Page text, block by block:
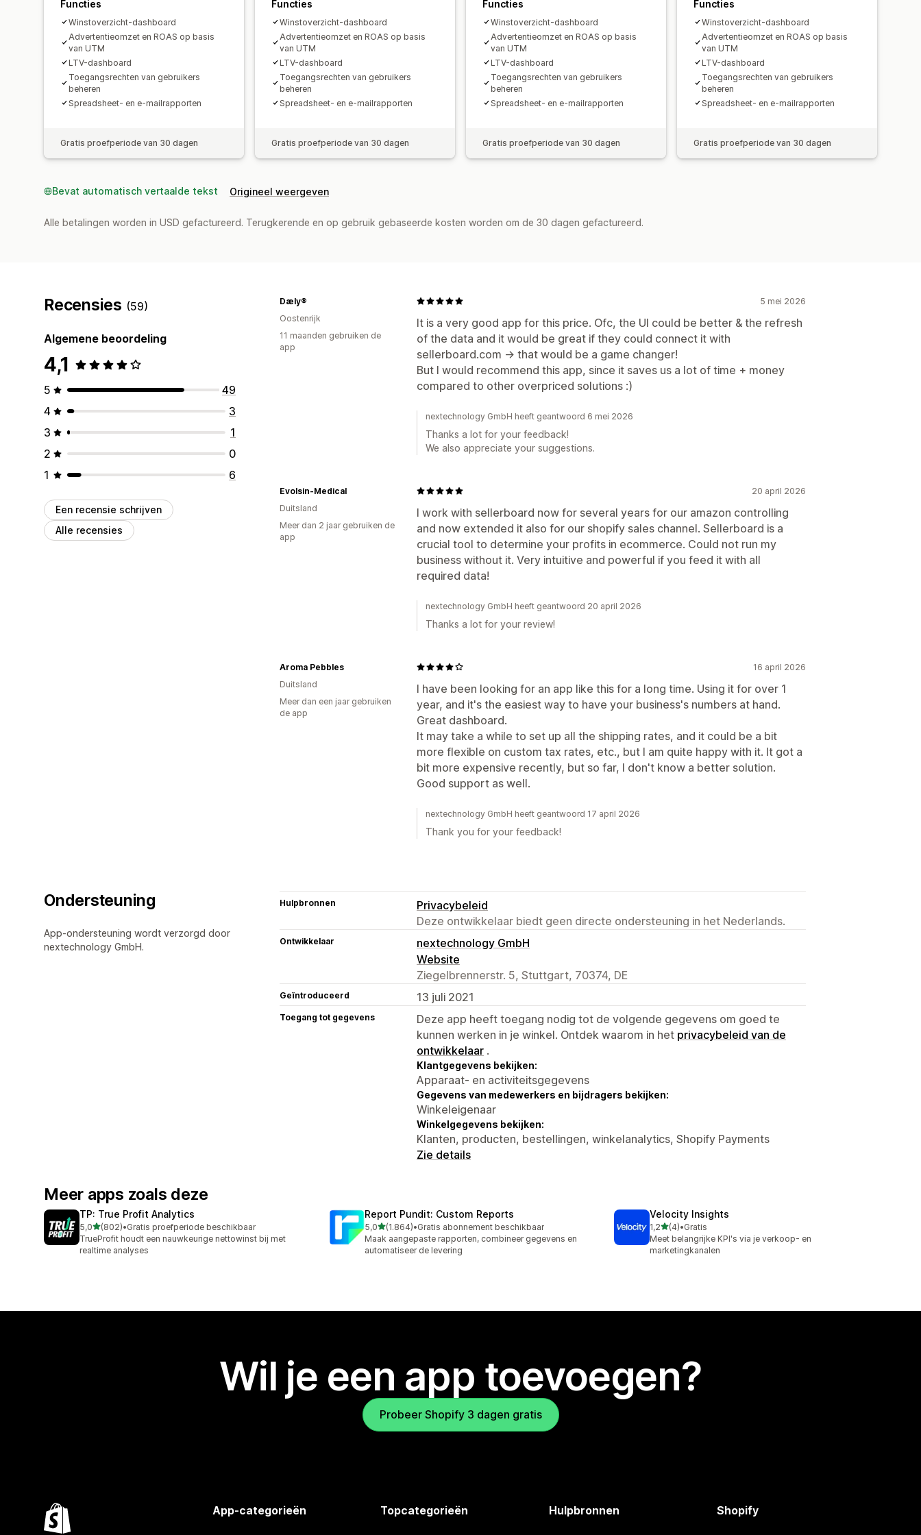
Functies
Winstoverzicht-dashboard
Advertentieomzet en ROAS op basis
van UTM
LTV-dashboard
Toegangsrechten van gebruikers
beheren
Spreadsheet- en e-mailrapporten
Gratis proefperiode van 30 dagen
Functies
Winstoverzicht-dashboard
Advertentieomzet en ROAS op basis
van UTM
LTV-dashboard
Toegangsrechten van gebruikers
beheren
Spreadsheet- en e-mailrapporten
Gratis proefperiode van 30 dagen
Functies
Winstoverzicht-dashboard
Advertentieomzet en ROAS op basis
van UTM
LTV-dashboard
Toegangsrechten van gebruikers
beheren
Spreadsheet- en e-mailrapporten
Gratis proefperiode van 30 dagen
Functies
Winstoverzicht-dashboard
Advertentieomzet en ROAS op basis
van UTM
LTV-dashboard
Toegangsrechten van gebruikers
beheren
Spreadsheet- en e-mailrapporten
Gratis proefperiode van 30 dagen
Bevat automatisch vertaalde tekst Origineel weergeven
Alle betalingen worden in USD gefactureerd. Terugkerende en op gebruik gebaseerde kosten worden om de 30 dagen gefactureerd.
Recensies (59)
Algemene beoordeling
4,1
5
49
4
3
3
1
2
0
1
6
Een recensie schrijven
Alle recensies
5 mei 2026
It is a very good app for this price. Ofc, the UI could be better & the refresh
of the data and it would be great if they could connect it with
sellerboard.com -> that would be a game changer!
But I would recommend this app, since it saves us a lot of time + money
compared to other overpriced solutions :)
Dæly®
Oostenrijk
11 maanden gebruiken de
app
nextechnology GmbH heeft geantwoord 6 mei 2026
Thanks a lot for your feedback!
We also appreciate your suggestions.
20 april 2026
I work with sellerboard now for several years for our amazon controlling
and now extended it also for our shopify sales channel. Sellerboard is a
crucial tool to determine your profits in ecommerce. Could not run my
business without it. Very intuitive and powerful if you feed it with all
required data!
Evolsin-Medical
Duitsland
Meer dan 2 jaar gebruiken de
app
nextechnology GmbH heeft geantwoord 20 april 2026
Thanks a lot for your review!
16 april 2026
I have been looking for an app like this for a long time. Using it for over 1
year, and it's the easiest way to have your business's numbers at hand.
Great dashboard.
It may take a while to set up all the shipping rates, and it could be a bit
more flexible on custom tax rates, etc., but I am quite happy with it. It got a
bit more expensive recently, but so far, I don't know a better solution.
Good support as well.
Aroma Pebbles
Duitsland
Meer dan een jaar gebruiken
de app
nextechnology GmbH heeft geantwoord 17 april 2026
Thank you for your feedback!
Ondersteuning
App-ondersteuning wordt verzorgd door
nextechnology GmbH.
Hulpbronnen
Privacybeleid
Deze ontwikkelaar biedt geen directe ondersteuning in het Nederlands.
Ontwikkelaar
nextechnology GmbH
Website
Ziegelbrennerstr. 5, Stuttgart, 70374, DE
Geïntroduceerd 13 juli 2021
Toegang tot gegevens
Deze app heeft toegang nodig tot de volgende gegevens om goed te
kunnen werken in je winkel. Ontdek waarom in het privacybeleid van de
ontwikkelaar .
Klantgegevens bekijken:
Apparaat- en activiteitsgegevens
Gegevens van medewerkers en bijdragers bekijken:
Winkeleigenaar
Winkelgegevens bekijken:
Klanten, producten, bestellingen, winkelanalytics, Shopify Payments
Zie details
Meer apps zoals deze
TP: True Profit Analytics
5,0van 5 sterren
(802)
802 recensies in totaal
•Gratis proefperiode beschikbaar
TrueProfit houdt een nauwkeurige nettowinst bij met
realtime analyses
Report Pundit: Custom Reports
5,0van 5 sterren
(1.864)
1864 recensies in totaal
•Gratis abonnement beschikbaar
Maak aangepaste rapporten, combineer gegevens en
automatiseer de levering
Velocity Insights
1,2van 5 sterren
(4)
4 recensies in totaal
•Gratis
Meet belangrijke KPI's via je verkoop- en
marketingkanalen
Wil je een app toevoegen?
Probeer Shopify 3 dagen gratis
App-categorieën Topcategorieën Hulpbronnen Shopify